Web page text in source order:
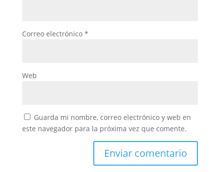
Correo electrónico *
Web
Guarda mi nombre, correo electrónico y web en
este navegador para la próxima vez que comente.